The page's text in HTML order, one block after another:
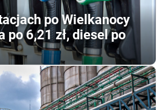
po Wielkanocy
po 6,21 zł, diesel po